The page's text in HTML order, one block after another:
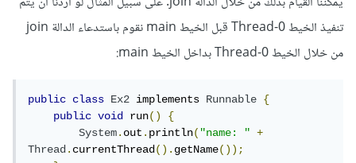
تنفيذ الخيط Thread-0 قبل الخيط main نقوم باستدعاء الدالة join
من خلال الخيط Thread-0 بداخل الخيط main:
public class Ex2 implements Runnable
{
public
void run()
{
System.out.println("name: "
+
Thread.currentThread().getName());